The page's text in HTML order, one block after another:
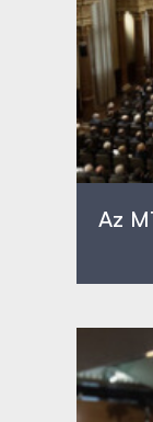
Az